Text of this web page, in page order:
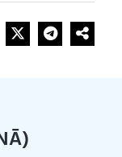
r
n